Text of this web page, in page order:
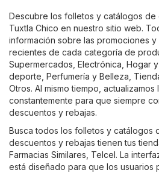
Descubre los folletos y catálogos de
Tuxtla Chico en nuestro sitio web.
información sobre las promociones y
recientes de cada categoría de
Supermercados Electrónica Hogar
deporte Perfumería y Belleza
Otros. Al mismo tiempo, actualizamos
constantemente para que siempre
descuentos y rebajas.
Busca todos los folletos y catálogos
descuentos y rebajas tienen tus
Farmacias Similares Telcel. La
está diseñado para que los usuarios